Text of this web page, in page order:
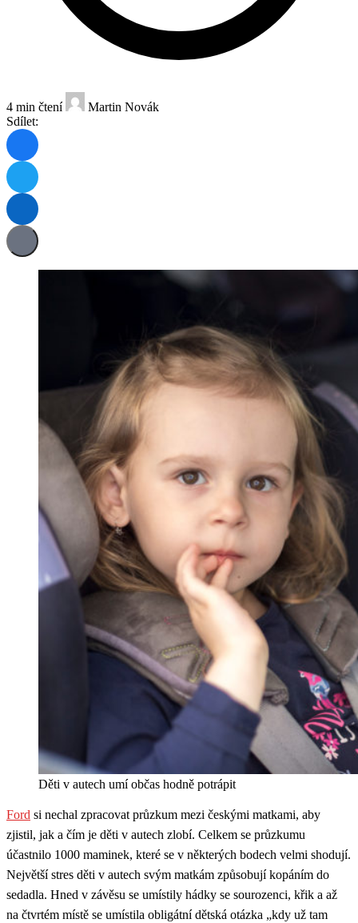
4 min čtení
Martin Novák
Sdílet:
Děti v autech umí občas hodně potrápit
Ford si nechal zpracovat průzkum mezi českými matkami, aby
zjistil, jak a čím je děti v autech zlobí. Celkem se průzkumu
účastnilo 1000 maminek, které se v některých bodech velmi shodují.
Největší stres děti v autech svým matkám způsobují kopáním do
sedadla. Hned v závěsu se umístily hádky se sourozenci, křik a až
na čtvrtém místě se umístila obligátní dětská otázka „kdy už tam